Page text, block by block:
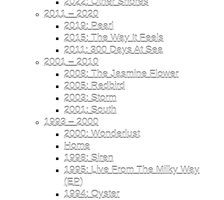
2011 – 2020
2019: Pearl
2015: The Way It Feels
2011: 300 Days At Sea
2001 – 2010
2008: The Jasmine Flower
2005: Redbird
2003: Storm
2001: South
1993 – 2000
2000: Wonderlust
Home
1998: Siren
1995: Live From The Milky Way
(EP)
1994: Oyster